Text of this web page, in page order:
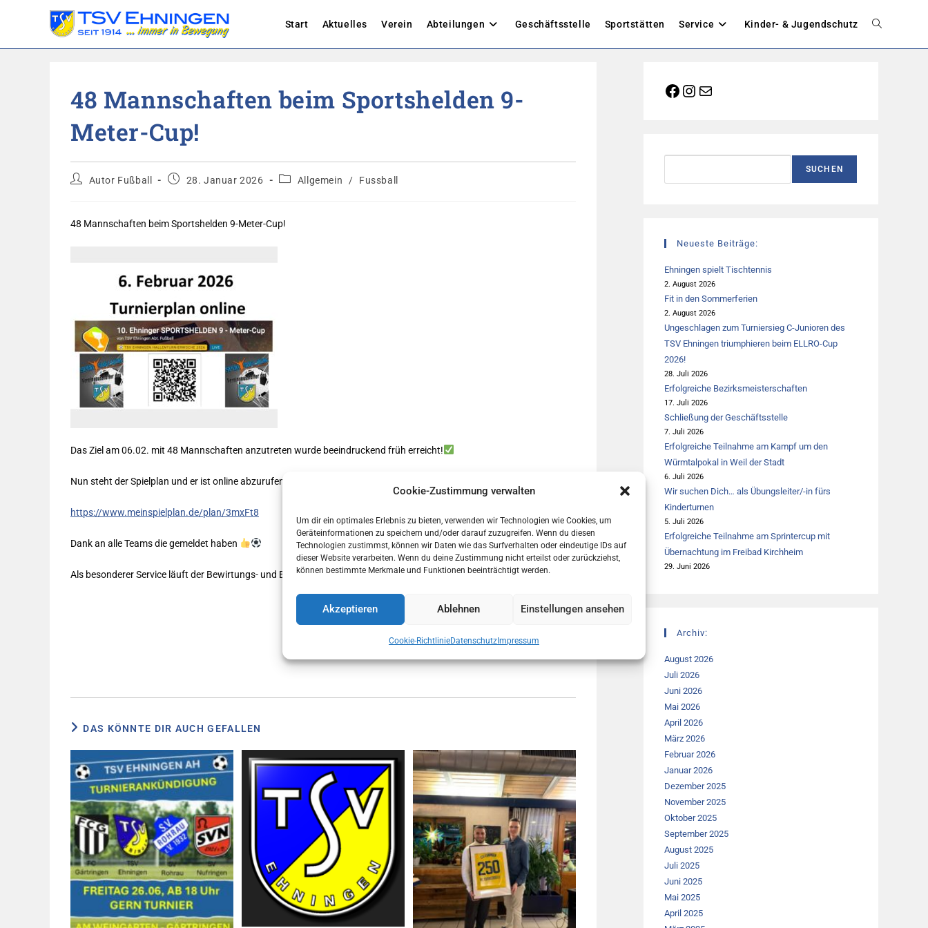
Cookie-Zustimmung verwalten
Um dir ein optimales Erlebnis zu bieten, verwenden wir Technologien wie Cookies, um
Geräteinformationen zu speichern und/oder darauf zuzugreifen. Wenn du diesen
Technologien zustimmst, können wir Daten wie das Surfverhalten oder eindeutige IDs auf
dieser Website verarbeiten. Wenn du deine Zustimmung nicht erteilst oder zurückziehst,
können bestimmte Merkmale und Funktionen beeinträchtigt werden.
Akzeptieren Ablehnen Einstellungen ansehen
Cookie-RichtlinieDatenschutzImpressum
Start Aktuelles Verein Abteilungen Geschäftsstelle Sportstätten Service Kinder- & Jugendschutz Website-
48 Mannschaften beim Sportshelden 9-
Meter-Cup!
Beitrags-
Autor Fußball
Beitrag28. Januar 2026
Beitrags-
Allgemein / Fussball
48 Mannschaften beim Sportshelden 9-Meter-Cup!
Das Ziel am 06.02. mit 48 Mannschaften anzutreten wurde beeindruckend früh erreicht!
Nun steht der Spielplan und er ist online abzurufen.
https://www.meinspielplan.de/plan/3mxFt8
Dank an alle Teams die gemeldet haben
Als besonderer Service läuft der Bewirtungs- und Barbetrieb bereits ab 17:30 h an!
DAS KÖNNTE DIR AUCH GEFALLEN
Facebook
Instagram
E-Mail
SUCHEN
Neueste Beiträge:
Ehningen spielt Tischtennis
2. August 2026
Fit in den Sommerferien
2. August 2026
Ungeschlagen zum Turniersieg C-Junioren des
TSV Ehningen triumphieren beim ELLRO-Cup
2026!
28. Juli 2026
Erfolgreiche Bezirksmeisterschaften
17. Juli 2026
Schließung der Geschäftsstelle
7. Juli 2026
Erfolgreiche Teilnahme am Kampf um den
Würmtalpokal in Weil der Stadt
6. Juli 2026
Wir suchen Dich… als Übungsleiter/-in fürs
Kinderturnen
5. Juli 2026
Erfolgreiche Teilnahme am Sprintercup mit
Übernachtung im Freibad Kirchheim
29. Juni 2026
Archiv:
August 2026
Juli 2026
Juni 2026
Mai 2026
April 2026
März 2026
Februar 2026
Januar 2026
Dezember 2025
November 2025
Oktober 2025
September 2025
August 2025
Juli 2025
Juni 2025
Mai 2025
April 2025